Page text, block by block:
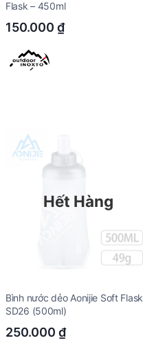
Flask – 450ml
150.000 ₫
Hết Hàng
Bình nước dẻo Aonijie Soft Flask
SD26 (500ml)
250.000 ₫